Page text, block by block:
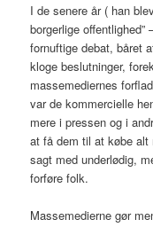
I de senere år ( han
borgerlige
fornuftige debat, båret
kloge beslutninger,
massemediernes
var de kommercielle
mere i pressen og i
at få dem til at købe
sagt med underlødig,
forføre folk.
Massemedierne gør